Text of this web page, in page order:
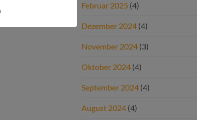
Februar 2025 (4)
Dezember 2024 (4)
November 2024 (3)
Oktober 2024 (4)
September 2024 (4)
August 2024 (4)